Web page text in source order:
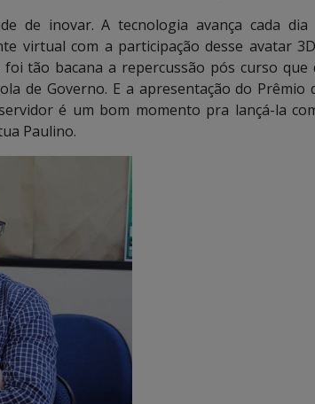
de inovar. A tecnologia avança cada
virtual com a participação desse avatar
tão bacana a repercussão pós curso que
de Governo. E a apresentação do Prêmio
é um bom momento pra lançá-la
Paulino.